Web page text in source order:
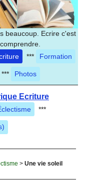
beaucoup. Ecrire c'est
*** Formation
*** Photos
Ecriture
***
> Une vie soleil